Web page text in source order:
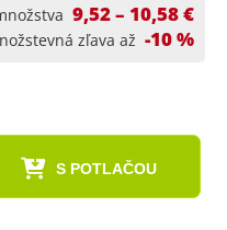
9,52 – 10,58 €
zľava až -10 %
S POTLAČOU